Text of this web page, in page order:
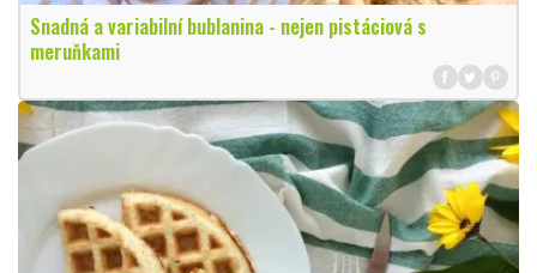
Snadná a variabilní bublanina - nejen pistáciová s
meruňkami